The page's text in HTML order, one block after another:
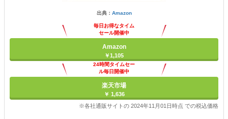
出典： Amazon
毎日お得なタイム
セール開催中
Amazon
￥1,105
24時間タイムセー
ル毎日開催中
楽天市場
￥ 1,636
※各社通販サイトの 2024年11月01日時点 での税込価格